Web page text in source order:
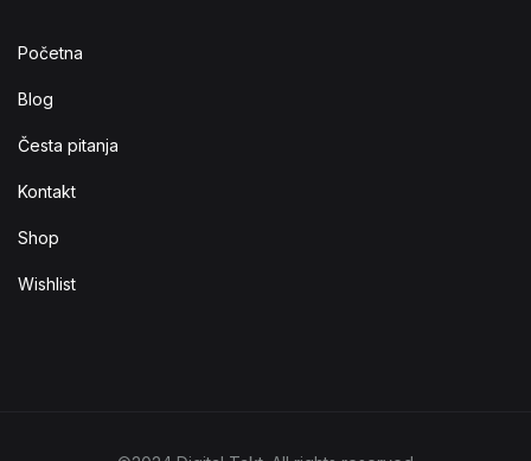
Početna
Blog
Česta pitanja
Kontakt
Shop
Wishlist